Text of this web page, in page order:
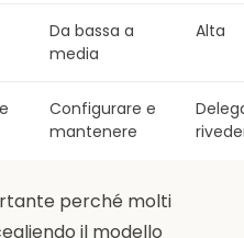
Da bassa a
media
Alta
Configurare e
mantenere
perché molti
il modello